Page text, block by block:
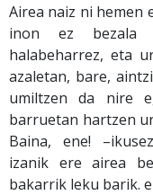
Airea naiz ni hemen
inon ez bezala
halabeharrez, eta
azaletan, bare,
umiltzen da nire
barruetan hartzen
Baina, ene!
izanik ere airea
bakarrik leku barik.